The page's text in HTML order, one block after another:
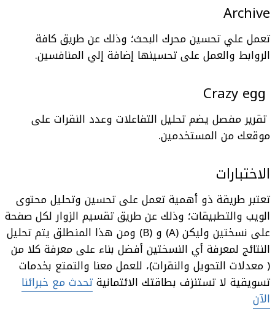
Archive
تعمل علي تحسين محرك البحث؛ وذلك عن طريق كافة
الروابط والعمل على تحسينها إضافة إلي المنافسين.
Crazy egg
تقرير مفصل يضم تحليل التفاعلات وعدد النقرات على
موقعك من المستخدمين.
الاختبارات
تعتبر طريقة ذو أهمية تعمل على تحسين وتحليل محتوى
الويب والتطبيقات؛ وذلك عن طريق تقسيم الزوار لكل صفحة
على نسختين وليكن (A) و (B) ومن هذا المنطلق يتم تحليل
النتائج لمعرفة أي النسختين أفضل بناء على معرفة كلا من
( معدلات التحويل والنقرات)، للعمل معنا والتمتع بخدمات
تسويقية لا تستنزف بطاقتك الائتمانيةتحدث مع خبرائنا
الآن